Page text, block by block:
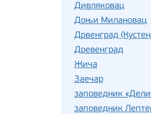
Дивляковац
Доњи Милановац
Дрвенград
Древенград
Жича
Заечар
заповедник
заповедник